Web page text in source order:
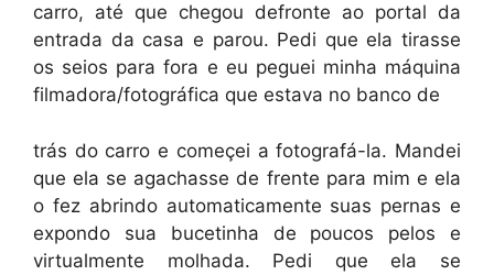
carro, até que chegou defronte ao portal da
entrada da casa e parou. Pedi que ela tirasse
os seios para fora e eu peguei minha máquina
filmadora/fotográfica que estava no banco de
trás do carro e começei a fotografá-la. Mandei
que ela se agachasse de frente para mim e ela
o fez abrindo automaticamente suas pernas e
expondo sua bucetinha de poucos pelos e
virtualmente molhada. Pedi que ela se